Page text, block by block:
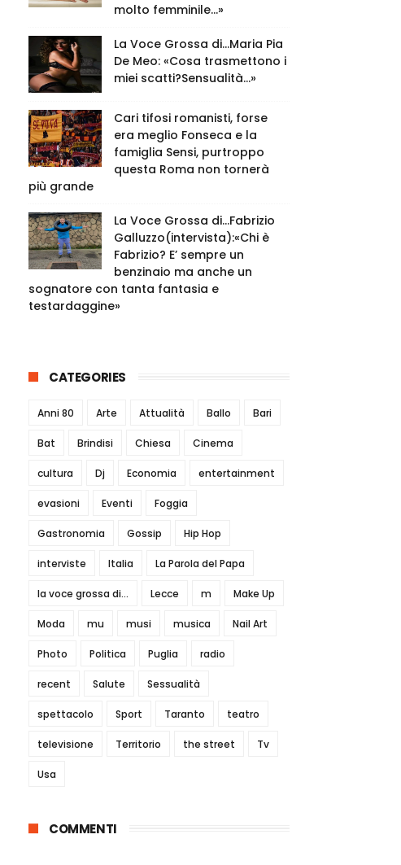
molto femminile…»
La Voce Grossa di…Maria Pia
De Meo: «Cosa trasmettono i
miei scatti?Sensualità…»
Cari tifosi romanisti, forse
era meglio Fonseca e la
famiglia Sensi, purtroppo
questa Roma non tornerà
più grande
La Voce Grossa di…Fabrizio
Galluzzo(intervista):«Chi è
Fabrizio? E’ sempre un
benzinaio ma anche un
sognatore con tanta fantasia e
testardaggine»
CATEGORIES
Anni 80 Arte Attualità Ballo Bari
Bat Brindisi Chiesa Cinema
cultura Dj Economia entertainment
evasioni Eventi Foggia
Gastronomia Gossip Hip Hop
interviste Italia La Parola del Papa
la voce grossa di... Lecce m Make Up
Moda mu musi musica Nail Art
Photo Politica Puglia radio
recent Salute Sessualità
spettacolo Sport Taranto teatro
televisione Territorio the street Tv
Usa
COMMENTI